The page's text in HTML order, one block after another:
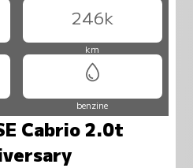
246k
km
benzine
Cabrio 2.0t